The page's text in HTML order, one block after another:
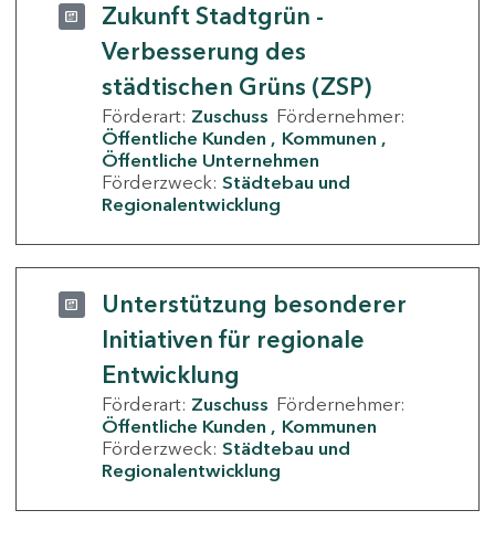
Zukunft Stadtgrün -
Verbesserung des
städtischen Grüns (ZSP)
Förderart: Zuschuss Fördernehmer:
Öffentliche Kunden
Kommunen
Öffentliche Unternehmen
Förderzweck: Städtebau und
Regionalentwicklung
Unterstützung besonderer
Initiativen für regionale
Entwicklung
Förderart: Zuschuss Fördernehmer:
Öffentliche Kunden
Kommunen
Förderzweck: Städtebau und
Regionalentwicklung